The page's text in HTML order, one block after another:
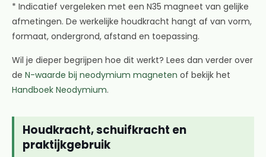
* Indicatief vergeleken met een N35 magneet van gelijke
afmetingen. De werkelijke houdkracht hangt af van vorm,
formaat, ondergrond, afstand en toepassing.
Wil je dieper begrijpen hoe dit werkt? Lees dan verder over
de N-waarde bij neodymium magneten of bekijk het
Handboek Neodymium.
Houdkracht, schuifkracht en
praktijkgebruik